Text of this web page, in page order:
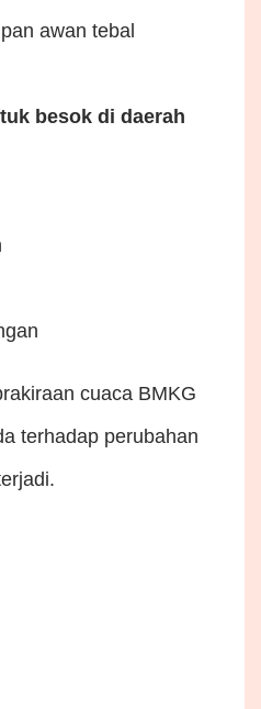
awan tebal
besok di daerah
cuaca BMKG
terhadap perubahan